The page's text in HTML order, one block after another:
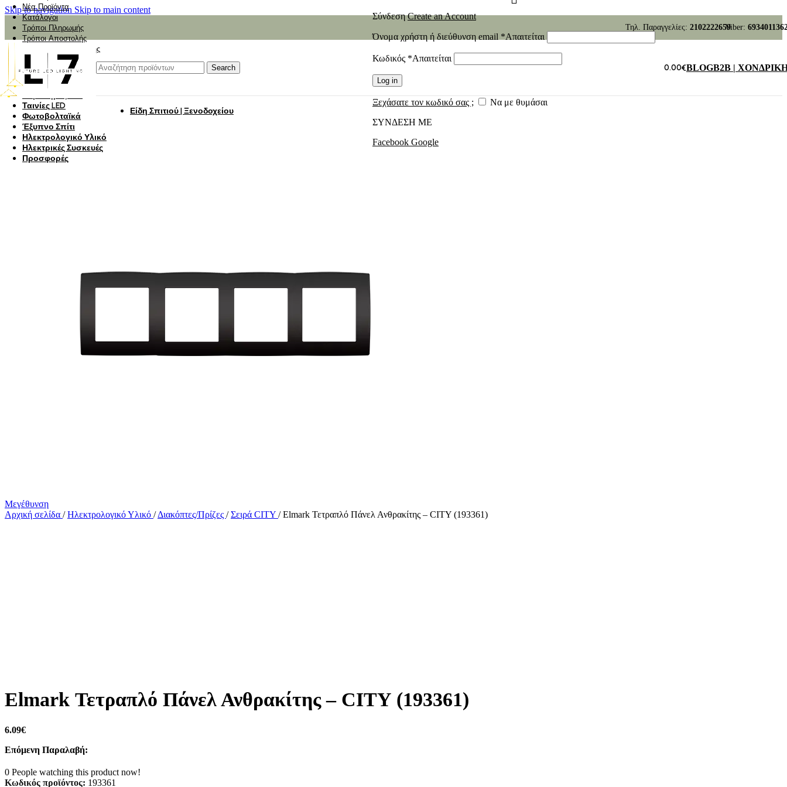
Skip to navigation Skip to main content
Νέα Προϊόντα
Κατάλογοι
Τρόποι Πληρωμής
Τρόποι Αποστολής
Αναζήτηση Αποστολής
Αξιολόγηση
Τηλ. Παραγγελίες: 2102222659Viber:
Search
ΣύνδεσηCreate an Account
Όνομα χρήστη ή διεύθυνση email *Απαιτείται
Κωδικός *Απαιτείται
Log in
Ξεχάσατε τον κωδικό σας ;
Να με θυμάσαι
ΣΥΝΔΕΣΗ ΜΕ
Facebook Google
0.00€BLOGB2B |
Φωτιστικά
Φωτιστικά Κήπου
Πάνελ Οροφής
Ταινίες LED
Φωτοβολταϊκά
Έξυπνο Σπίτι
Ηλεκτρολογικό Υλικό
Ηλεκτρικές Συσκευές
Προσφορές
Είδη Σπιτιού | Ξενοδοχείου
Μεγέθυνση
Αρχική σελίδα / Ηλεκτρολογικό Υλικό / Διακόπτες/Πρίζες / Σειρά CITY / Elmark Τετραπλό Πάνελ Ανθρακίτης – CITY (193361)
Elmark Τετραπλό Πάνελ Ανθρακίτης – CITY (193361)
6.09€
Επόμενη Παραλαβή:
0 People watching this product now!
Κωδικός προϊόντος: 193361